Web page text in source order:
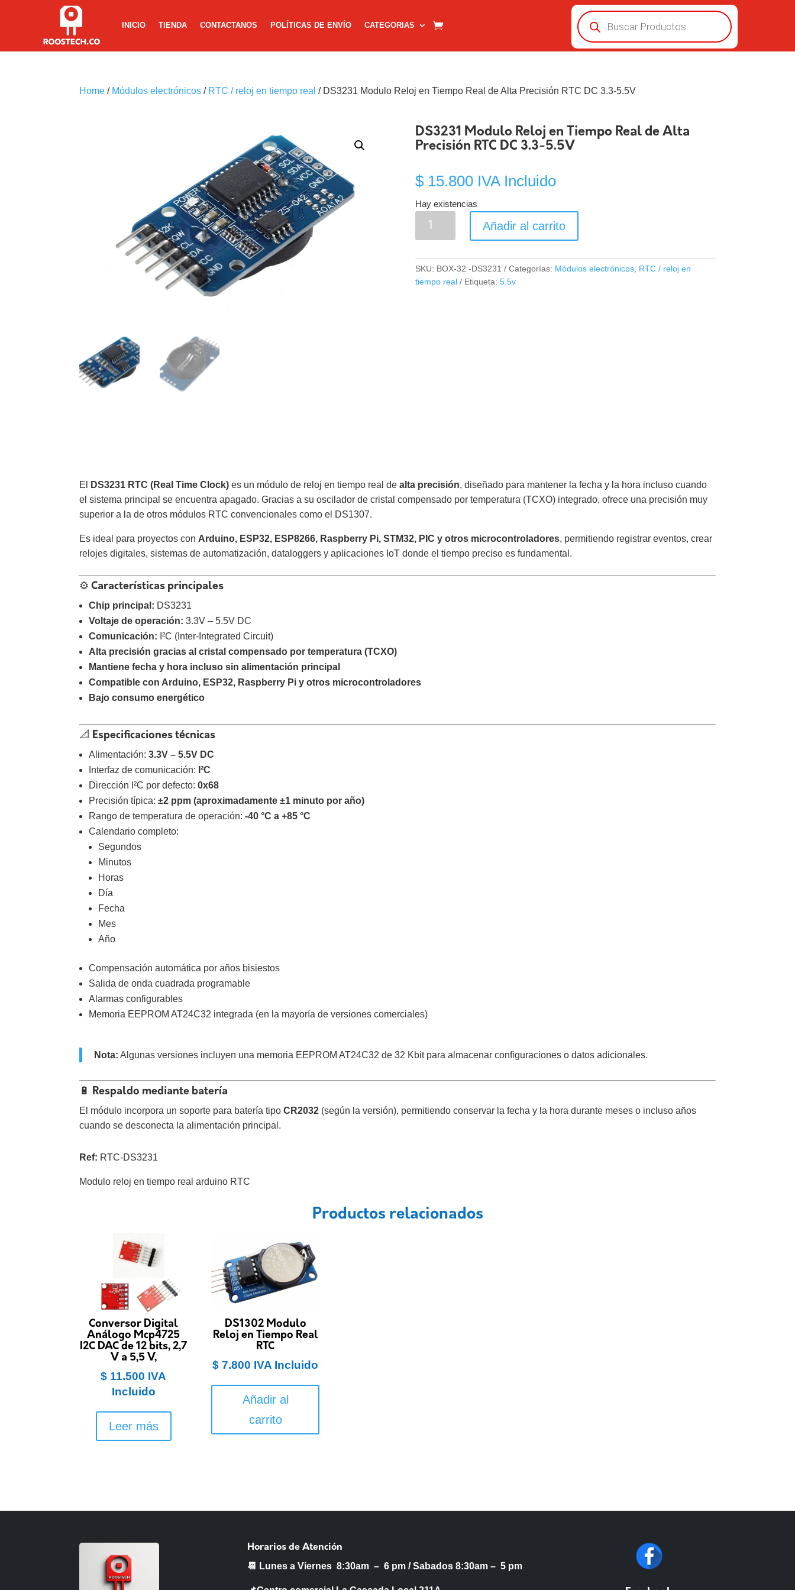
INICIO TIENDA CONTACTANOS POLÍTICAS DE ENVÍO CATEGORIAS
Búsqueda
de
productos
Home / Módulos electrónicos / RTC / reloj en tiempo real / DS3231 Modulo Reloj en Tiempo Real de Alta Precisión RTC DC 3.3-5.5V
DS3231 Modulo Reloj en Tiempo Real de Alta
Precisión RTC DC 3.3-5.5V
$15.800 IVA Incluido
Hay existencias
DS3231
Tiempo
Añadir al carrito
SKU: BOX-32 -DS3231 Categorías: Módulos electrónicos, RTC / reloj en
tiempo real
Etiqueta: 5.5v
El DS3231 RTC (Real Time Clock) es un módulo de reloj en tiempo real dealta precisión, diseñado para mantener la fecha y la hora incluso cuando
el sistema principal se encuentra apagado. Gracias a su oscilador de cristal compensado por temperatura (TCXO) integrado, ofrece una precisión muy
superior a la de otros módulos RTC convencionales como el DS1307.
Es ideal para proyectos con Arduino, ESP32, ESP8266, Raspberry Pi, STM32, PIC y otros microcontroladores, permitiendo registrar eventos, crear
relojes digitales, sistemas de automatización, dataloggers y aplicaciones IoT donde el tiempo preciso es fundamental.
⚙️ Características principales
Chip principal: DS3231
Voltaje de operación: 3.3V – 5.5V DC
Comunicación: I²C (Inter-Integrated Circuit)
Alta precisión gracias al cristal compensado por temperatura (TCXO)
Mantiene fecha y hora incluso sin alimentación principal
Compatible con Arduino, ESP32, Raspberry Pi y otros microcontroladores
Bajo consumo energético
📐 Especificaciones técnicas
Alimentación:3.3V – 5.5V DC
Interfaz de comunicación: I²C
Dirección I²C por defecto:0x68
Precisión típica:±2 ppm (aproximadamente ±1 minuto por año)
Rango de temperatura de operación:-40 °C a +85 °C
Calendario completo:
Segundos
Minutos
Horas
Día
Fecha
Mes
Año
Compensación automática por años bisiestos
Salida de onda cuadrada programable
Alarmas configurables
Memoria EEPROM AT24C32 integrada (en la mayoría de versiones comerciales)
Nota: Algunas versiones incluyen una memoria EEPROM AT24C32 de 32 Kbit para almacenar configuraciones o datos adicionales.
🔋 Respaldo mediante batería
El módulo incorpora un soporte para batería tipoCR2032 (según la versión), permitiendo conservar la fecha y la hora durante meses o incluso años
cuando se desconecta la alimentación principal.
Ref: RTC-DS3231
Modulo reloj en tiempo real arduino RTC
Productos relacionados
Conversor Digital
Análogo Mcp4725
I2C DAC de 12 bits, 2,7
V a 5,5 V,
$ 11.500 IVA
Incluido
Leer más
DS1302 Modulo
Reloj en Tiempo Real
RTC
$ 7.800 IVA Incluido
Añadir al
carrito
Horarios de Atención
📆 Lunes a Viernes 8:30am – 6 pm /Sabados 8:30am – 5 pm